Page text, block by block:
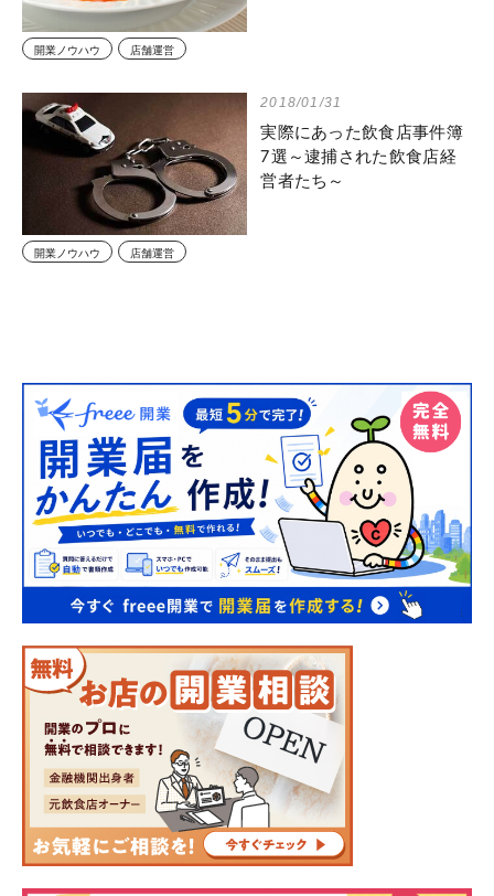
開業ノウハウ 店舗運営
2018/01/31
実際にあった飲食店事件簿
7選～逮捕された飲食店経
営者たち～
開業ノウハウ 店舗運営